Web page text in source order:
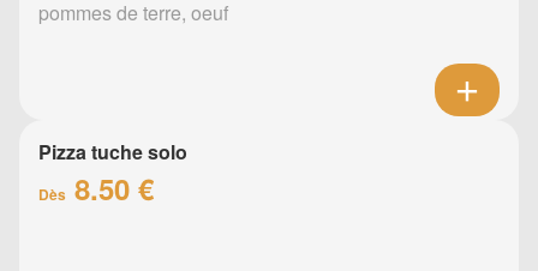
pommes de terre, oeuf
Pizza tuche solo
Dès 8.50 €